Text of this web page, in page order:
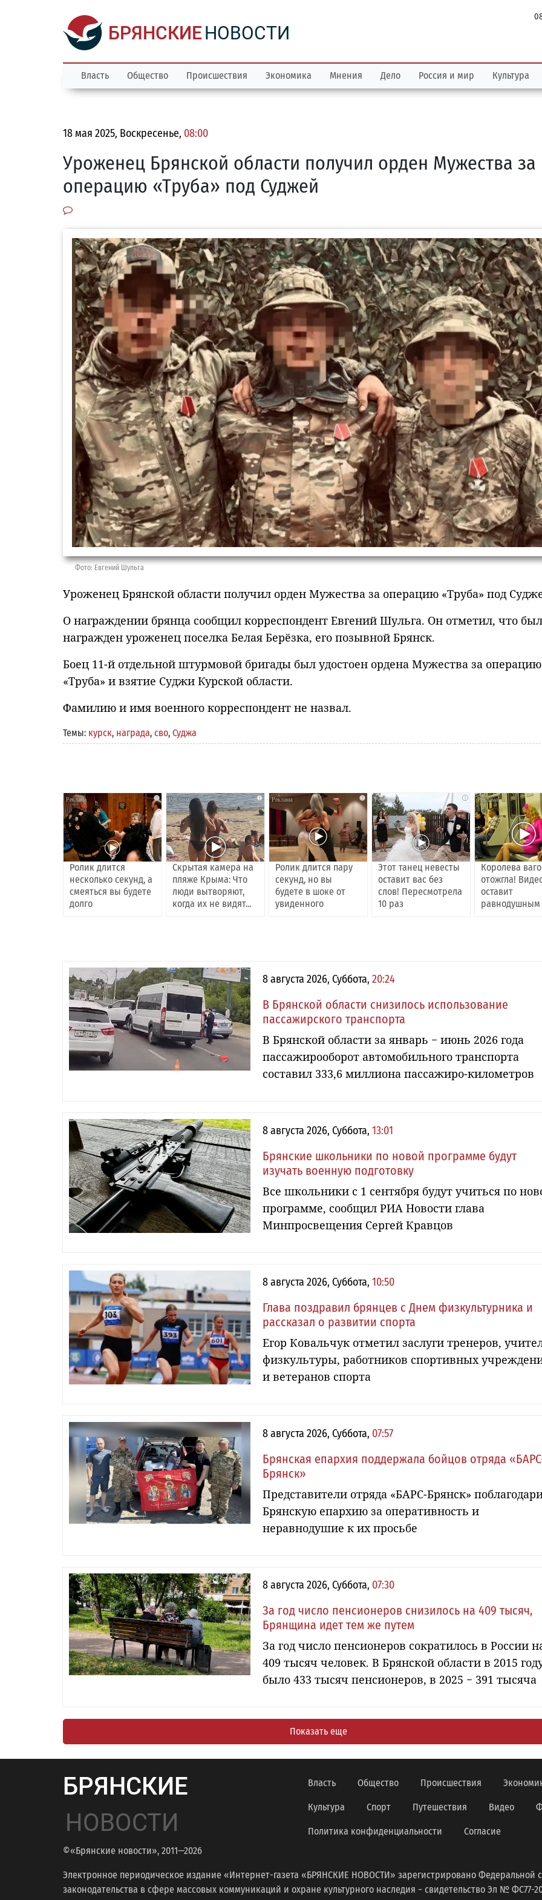
БРЯНСКИЕНОВОСТИ
Власть Общество Происшествия Экономика Мнения Дело Россия и мир Культура
18 мая 2025, Воскресенье, 08:00
Уроженец Брянской области получил орден Мужества за
операцию «Труба» под Суджей
Фото: Евгений Шульга
Уроженец Брянской области получил орден Мужества за операцию «Труба» под
О награждении брянца сообщил корреспондент Евгений Шульга. Он отметил, что был
награжден уроженец поселка Белая Берёзка, его позывной Брянск.
Боец 11-й отдельной штурмовой бригады был удостоен ордена Мужества за операцию
«Труба» и взятие Суджи Курской области.
Фамилию и имя военного корреспондент не назвал.
Темы: курск, награда, сво, Суджа
i
Ролик длится
несколько секунд, а
смеяться вы будете
долго
i
Скрытая камера на
пляже Крыма: Что
люди вытворяют,
когда их не видят...
i
Ролик длится пару
секунд, но вы
будете в шоке от
увиденного
i
Этот танец невесты
оставит вас без
слов! Пересмотрела
10 раз
Королева
отожгла!
оставит
равнодушным
8 августа 2026, Суббота, 20:24
В Брянской области снизилось использование
пассажирского транспорта
В Брянской области за январь − июнь 2026 года
пассажирооборот автомобильного транспорта
составил 333,6 миллиона пассажиро-километров
8 августа 2026, Суббота, 13:01
Брянские школьники по новой программе будут
изучать военную подготовку
Все школьники с 1 сентября будут учиться по
программе, сообщил РИА Новости глава
Минпросвещения Сергей Кравцов
8 августа 2026, Суббота, 10:50
Глава поздравил брянцев с Днем физкультурника и
рассказал о развитии спорта
Егор Ковальчук отметил заслуги тренеров,
физкультуры, работников спортивных
и ветеранов спорта
8 августа 2026, Суббота, 07:57
Брянская епархия поддержала бойцов отряда
Брянск»
Представители отряда «БАРС-Брянск»
Брянскую епархию за оперативность и
неравнодушие к их просьбе
8 августа 2026, Суббота, 07:30
За год число пенсионеров снизилось на 409 тысяч,
Брянщина идет тем же путем
За год число пенсионеров сократилось в России
409 тысяч человек. В Брянской области в 2015
было 433 тысяч пенсионеров, в 2025 − 391 тысяча
Показать еще
БРЯНСКИЕ
НОВОСТИ
©«Брянские новости», 2011—2026
Власть Общество Происшествия
Культура Спорт Путешествия Видео
Политика конфиденциальности Согласие
Электронное периодическое издание «Интернет-газета «БРЯНСКИЕ НОВОСТИ» зарегистрировано Федеральной
законодательства в сфере массовых коммуникаций и охране культурного наследия − свидетельство Эл № ФС77-